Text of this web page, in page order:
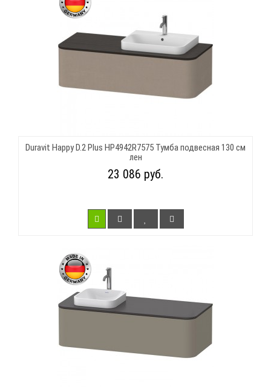
Duravit Happy D.2 Plus HP4942R7575 Тумба подвесная 130 см
лен
23 086 руб.